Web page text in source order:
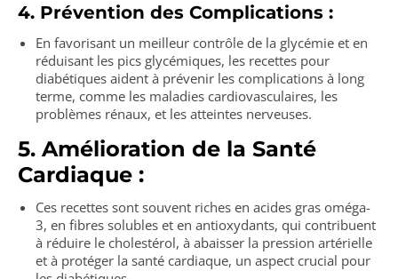
4. Prévention des Complications :
En favorisant un meilleur contrôle de la glycémie et en
réduisant les pics glycémiques, les recettes pour
diabétiques aident à prévenir les complications à long
terme, comme les maladies cardiovasculaires, les
problèmes rénaux, et les atteintes nerveuses.
5. Amélioration de la Santé
Cardiaque :
Ces recettes sont souvent riches en acides gras oméga-
3, en fibres solubles et en antioxydants, qui contribuent
à réduire le cholestérol, à abaisser la pression artérielle
et à protéger la santé cardiaque, un aspect crucial pour